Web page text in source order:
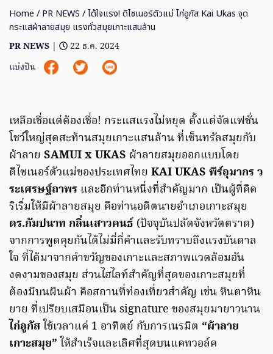
Home / PR NEWS / ได้ใจแรง! ดีไซเนอร์ตัวแม่ ไก่อูกัส Kai Ukas จุด
กระแสผ้าลายสมุย แรงทั่วสมุยเกาะแสนล้าน
PR NEWS |
22 ธ.ค. 2024
แบ่งปัน
เหลือเชื่อแต่ต้องเชื่อ! กระแสแรงไม่หยุด ตั้งแต่จัดแฟชั่น
โชว์ใหญ่สุดสะท้านสมุยเกาะแสนล้าน ที่เซ็นทรัลสมุยกับ
ผ้าลาย SAMUI x UKAS ผ้าลายสมุยออกแบบโดย
ดีไซเนอร์ตัวแม่ของประเทศไทย KAI UKAS พีร์อุมากร ว
ระเศรษฐ์ถาพร และอีกท่านหนี่งที่สำคัญมาก เป็นผู้ที่คิด
ริเริ่มให้มีผ้าลายสมุย คือท่านอดีตนายอำเภอเกาะสมุย
ดร.กัมปนาท กลิ่นเสาวคนธ์ (ปัจจุบันปลัดจังหวัดตราด)
จากการพูดคุยกันได้ไม่มี่กี่คำและรับทราบถึงแรงบันดาล
ใจ ที่ได้มาจากคำขวัญของเกาะและสภาพแวดล้อมอัน
งดงามของสมุย ส่วนไฮไลท์สำคัญที่สุดของเกาะสมุยที่
ต้องมีบนผืนผ้า คือสถานที่ท่องเที่ยวสำคัญ เช่น หินตาหิน
ยาย ที่เปรียบเสมือนเป็น signature ของสมุยมายาวนาน
ไก่อูกัสใช้เวลาแค่ 1 อาทิตย์ กับการเนรมิต “ผ้าลาย
เกาะสมุย” ให้สำเร็จและเลิศที่สุดบนแคทวอล์ค